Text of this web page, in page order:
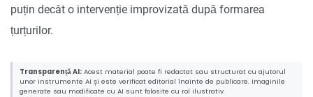
puțin decât o intervenție improvizată după formarea
țurțurilor.
Transparență AI: Acest material poate fi redactat sau structurat cu ajutorul
unor instrumente AI și este verificat editorial înainte de publicare. Imaginile
generate sau modificate cu AI sunt folosite cu rol ilustrativ.